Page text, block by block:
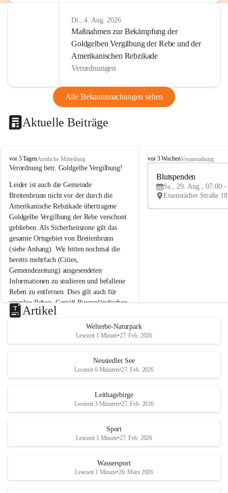
Di., 4. Aug. 2026
Maßnahmen zur Bekämpfung der
Goldgelben Vergilbung der Rebe und der
Amerikanischen Rebzikade
Verordnungen
Alle Bekanntmachungen sehen
Aktuelle Beiträge
B
r
i
t
e
n
b
r
u
n
n
a
m
N
e
u
s
d
S
vor 5 TagenAmtliche Mitteilung
Verordnung betr. Goldgelbe Vergilbung!
Leider ist auch die Gemeinde
Breitenbrunn nicht vor der durch die
Amerikanische Rebzikade übertragene
Goldgelbe Vergilbung der Rebe verschont
geblieben. Als Sicherheitszone gilt das
gesamte Ortsgebiet von Breitenbrunn
(siehe Anhang). Wir bitten nochmal die
bereits mehrfach (Cities,
Gemeindezeitung) ausgesendeten
Informationen zu studieren und befallene
Reben zu entfernen. Dies gilt auch für
einzelne Reben. Gemäß Burgenländischen
Weinbaugesetz sind nicht gepflegte oder
unzulässige Weingärten zu roden! Bitte
helfen wir zusammen um unsere Winzer
vor den prognostizierten Ernteausfällen
und den daraus folgenden wirtschaftlichen
Maßnahmen zur Bekämpfung
Rebe und der Amerikanischen
Anhang VBl. EU Nr. 18
1 Seite•1,4 MB
B
e
u
e
d
r
S
vor 3 WochenVeranstaltung
Blutspenden
Sa., 29. Aug., 07:00 -
Artikel
Welterbe-Naturpark
Lesezeit 1 Minute•27. Feb. 2026
Neusiedler See
Lesezeit 6 Minuten•27. Feb. 2026
Leithagebirge
Lesezeit 3 Minuten•27. Feb. 2026
Sport
Lesezeit 1 Minute•27. Feb. 2026
Wassersport
Lesezeit 1 Minute•26. März 2026